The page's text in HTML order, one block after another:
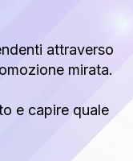
attraverso
mirata.
e capire quale